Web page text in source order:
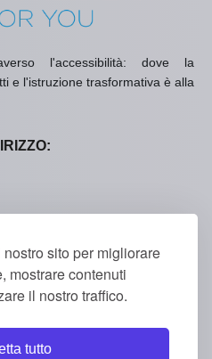
sito per migliorare
mostrare contenuti
il nostro traffico.
tutto
l'accessibilità: dove la
e l'istruzione trasformativa è alla